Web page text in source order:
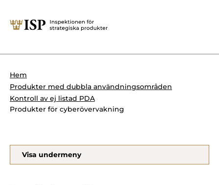
Sök
Söktips:
Presskontakt
Forskningssäkerhet
Regelverk
Krigsmateriel
Produkter med dubbla
användningsområden
Internationella sanktioner
Kemvapen-konventionen
Hem
Produkter med dubbla användningsområden
Kontroll av ej listad PDA
Produkter för cyberövervakning
Visa undermeny